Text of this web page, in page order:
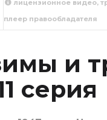
Две
лицензионное видео,
плеер правообладателя
и
серия